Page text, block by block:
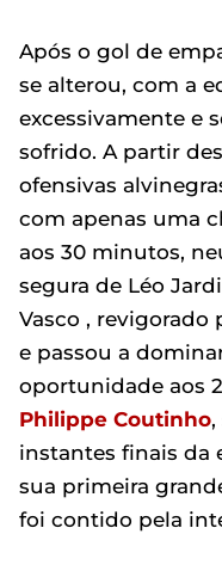
Após o gol de
se alterou, com a
excessivamente e
sofrido. A partir
ofensivas
com apenas uma
aos 30 minutos,
segura de Léo
Vasco ,
e passou a
oportunidade aos
Philippe Coutinho
instantes finais da
sua primeira
foi contido pela